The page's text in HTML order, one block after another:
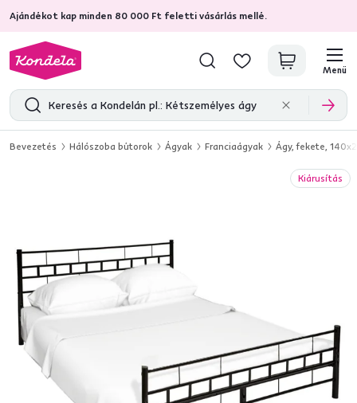
Ajándékot kap minden 80 000 Ft feletti vásárlás mellé.
4,7 31 285 ellenőrzött termékértékelések
Menü
Bevezetés Hálószoba bútorok Ágyak Franciaágyak Ágy, fekete,
Kiárusítás